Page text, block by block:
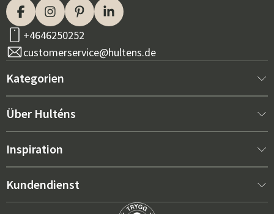
+4646250252
customerservice@hultens.de
Kategorien
Neu bei uns
Innenausstattung
Über Hulténs
Über Hulténs
Verkaufsabteilung
Inspiration
Bestseller
Gartenmöbel-Trends 2026
Kundendienst